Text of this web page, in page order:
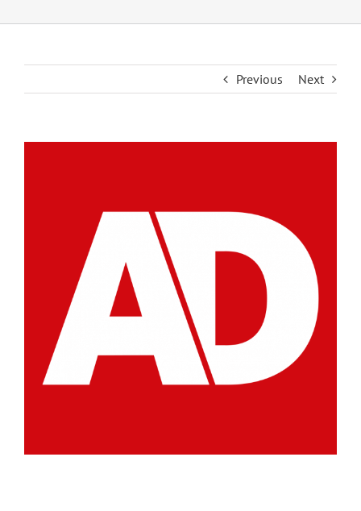
Previous Next